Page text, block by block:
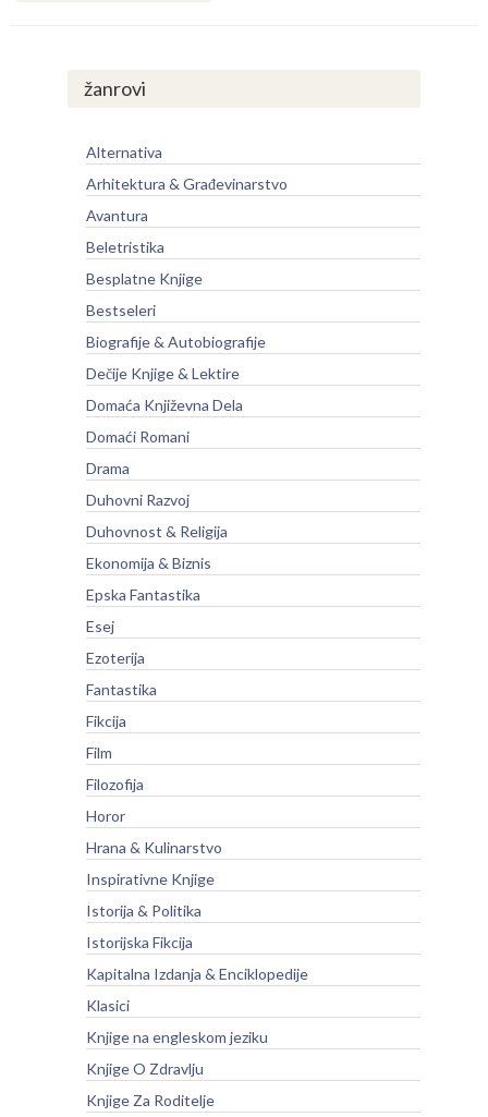
žanrovi
Alternativa
Arhitektura & Građevinarstvo
Avantura
Beletristika
Besplatne Knjige
Bestseleri
Biografije & Autobiografije
Dečije Knjige & Lektire
Domaća Književna Dela
Domaći Romani
Drama
Duhovni Razvoj
Duhovnost & Religija
Ekonomija & Biznis
Epska Fantastika
Esej
Ezoterija
Fantastika
Fikcija
Film
Filozofija
Horor
Hrana & Kulinarstvo
Inspirativne Knjige
Istorija & Politika
Istorijska Fikcija
Kapitalna Izdanja & Enciklopedije
Klasici
Knjige na engleskom jeziku
Knjige O Zdravlju
Knjige Za Roditelje